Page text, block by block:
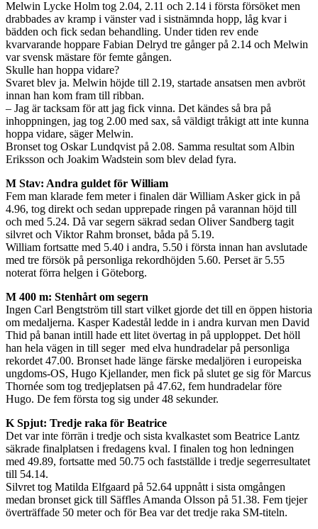
Melwin Lycke Holm tog 2.04, 2.11 och 2.14 i första försöket men
drabbades av kramp i vänster vad i sistnämnda hopp, låg kvar i
bädden och fick sedan behandling. Under tiden rev ende
kvarvarande hoppare Fabian Delryd tre gånger på 2.14 och Melwin
var svensk mästare för femte gången.
Skulle han hoppa vidare?
Svaret blev ja. Melwin höjde till 2.19, startade ansatsen men avbröt
innan han kom fram till ribban.
– Jag är tacksam för att jag fick vinna. Det kändes så bra på
inhoppningen, jag tog 2.00 med sax, så väldigt tråkigt att inte kunna
hoppa vidare, säger Melwin.
Bronset tog Oskar Lundqvist på 2.08. Samma resultat som Albin
Eriksson och Joakim Wadstein som blev delad fyra.
M Stav: Andra guldet för William
Fem man klarade fem meter i finalen där William Asker gick in på
4.96, tog direkt och sedan upprepade ringen på varannan höjd till
och med 5.24. Då var segern säkrad sedan Oliver Sandberg tagit
silvret och Viktor Rahm bronset, båda på 5.19.
William fortsatte med 5.40 i andra, 5.50 i första innan han avslutade
med tre försök på personliga rekordhöjden 5.60. Perset är 5.55
noterat förra helgen i Göteborg.
M 400 m: Stenhårt om segern
Ingen Carl Bengtström till start vilket gjorde det till en öppen historia
om medaljerna. Kasper Kadestål ledde in i andra kurvan men David
Thid på banan intill hade ett litet övertag in på upploppet. Det höll
han hela vägen in till seger med elva hundradelar på personliga
rekordet 47.00. Bronset hade länge färske medaljören i europeiska
ungdoms-OS, Hugo Kjellander, men fick på slutet ge sig för Marcus
Thornée som tog tredjeplatsen på 47.62, fem hundradelar före
Hugo. De fem första tog sig under 48 sekunder.
K Spjut: Tredje raka för Beatrice
Det var inte förrän i tredje och sista kvalkastet som Beatrice Lantz
säkrade finalplatsen i fredagens kval. I finalen tog hon ledningen
med 49.89, fortsatte med 50.75 och fastställde i tredje segerresultatet
till 54.14.
Silvret tog Matilda Elfgaard på 52.64 uppnått i sista omgången
medan bronset gick till Säffles Amanda Olsson på 51.38. Fem tjejer
överträffade 50 meter och för Bea var det tredje raka SM-titeln.